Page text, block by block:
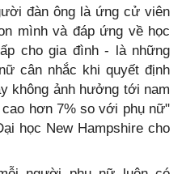
đàn ông là ứng cử viên
mình và đáp ứng về học
cho gia đình - là những
cân nhắc khi quyết định
không ảnh hưởng tới nam
hơn 7% so với phụ nữ"
học New Hampshire cho